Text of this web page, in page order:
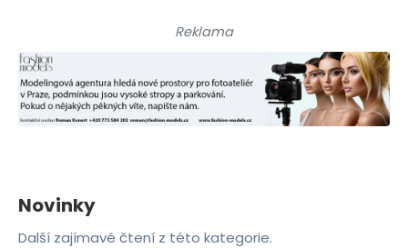
Reklama
Novinky
Další zajímavé čtení z této kategorie.